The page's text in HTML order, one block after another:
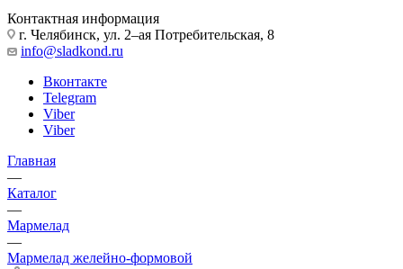
Контактная информация
г. Челябинск, ул. 2–ая Потребительская, 8
info@sladkond.ru
Вконтакте
Telegram
Viber
Viber
Главная
—
Каталог
—
Мармелад
—
Мармелад желейно-формовой